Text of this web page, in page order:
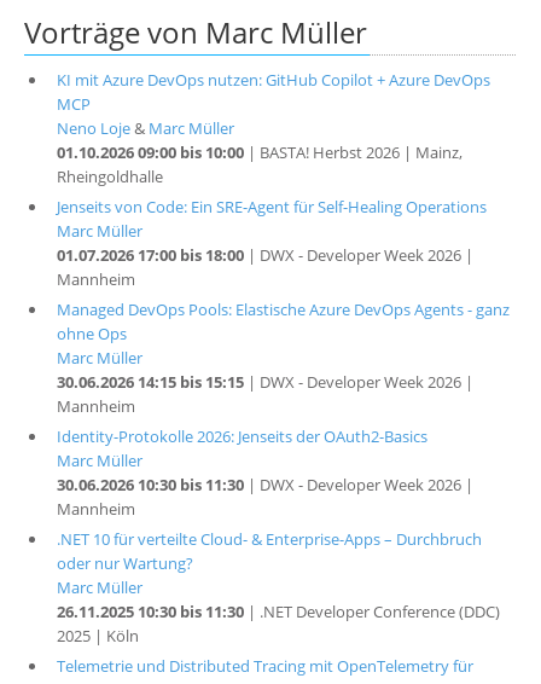
Vorträge von Marc Müller
KI mit Azure DevOps nutzen: GitHub Copilot + Azure DevOps
MCP
Neno Loje& Marc Müller
01.10.2026 09:00 bis 10:00| BASTA! Herbst 2026 | Mainz,
Rheingoldhalle
Jenseits von Code: Ein SRE-Agent für Self-Healing Operations
Marc Müller
01.07.2026 17:00 bis 18:00| DWX - Developer Week 2026 |
Mannheim
Managed DevOps Pools: Elastische Azure DevOps Agents - ganz
ohne Ops
Marc Müller
30.06.2026 14:15 bis 15:15| DWX - Developer Week 2026 |
Mannheim
Identity-Protokolle 2026: Jenseits der OAuth2-Basics
Marc Müller
30.06.2026 10:30 bis 11:30| DWX - Developer Week 2026 |
Mannheim
.NET 10 für verteilte Cloud- & Enterprise-Apps – Durchbruch
oder nur Wartung?
Marc Müller
26.11.2025 10:30 bis 11:30| .NET Developer Conference (DDC)
2025 | Köln
Telemetrie und Distributed Tracing mit OpenTelemetry für